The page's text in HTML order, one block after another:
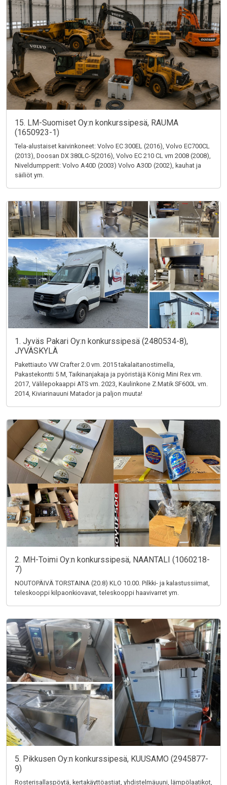
15. LM-Suomiset Oy:n konkurssipesä, RAUMA
(1650923-1)
Tela-alustaiset kaivinkoneet: Volvo EC 300EL (2016), Volvo EC700CL
(2013), Doosan DX 380LC-5(2016), Volvo EC 210 CL vm 2008 (2008),
Niveldumpperit: Volvo A40D (2003) Volvo A30D (2002), kauhat ja
säiliöt ym.
1. Jyväs Pakari Oy:n konkurssipesä (2480534-8),
JYVÄSKYLÄ
Pakettiauto VW Crafter 2.0 vm. 2015 takalaitanostimella,
Pakastekontti 5 M, Taikinanjakaja ja pyöristäjä König Mini Rex vm.
2017, Välilepokaappi ATS vm. 2023, Kaulinkone Z.Matik SF600L vm.
2014, Kiviarinauuni Matador ja paljon muuta!
2. MH-Toimi Oy:n konkurssipesä, NAANTALI (1060218-
7)
NOUTOPÄIVÄ TORSTAINA (20.8) KLO 10.00. Pilkki- ja kalastussiimat,
teleskooppi kilpaonkiovavat, teleskooppi haavivarret ym.
5. Pikkusen Oy:n konkurssipesä, KUUSAMO (2945877-
9)
Rosterisallaspöytä, kertakäyttöastiat, yhdistelmäuuni, lämpölaatikot,